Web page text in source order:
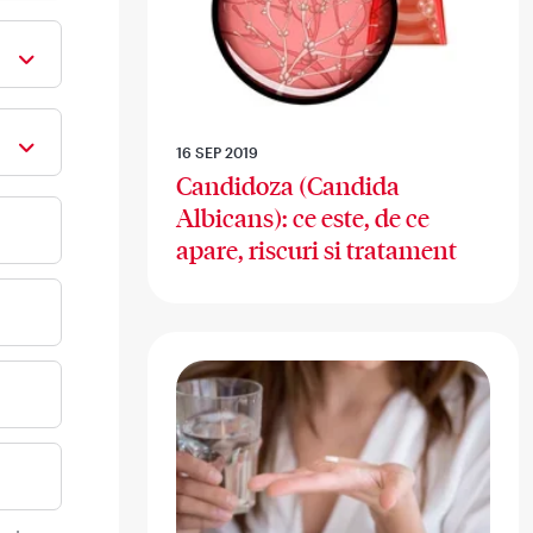
16 SEP 2019
Candidoza (Candida
Albicans): ce este, de ce
apare, riscuri si tratament